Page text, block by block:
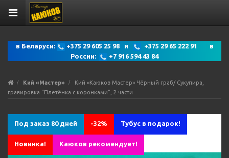
в Беларуси: +375 29 605 25 98 и
+375 29 65 222 91 в
России:
+7 916 594 43 84
Кий «Мастер»
Кий «Каюков Мастер» Чёрный граб/ Сукупира,
гравировка "Плетёнка с коронками", 2 части
Под заказ 80 дней -32% Тубус в подарок!
Новинка! Каюков рекомендует!